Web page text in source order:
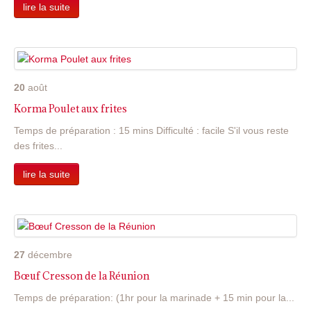
lire la suite
20 août
Korma Poulet aux frites
Temps de préparation : 15 mins Difficulté : facile S'il vous reste
des frites...
lire la suite
27 décembre
Bœuf Cresson de la Réunion
Temps de préparation: (1hr pour la marinade + 15 min pour la...